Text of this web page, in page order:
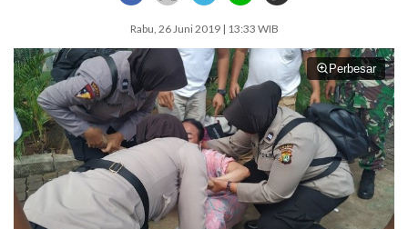
Rabu, 26 Juni 2019 | 13:33 WIB
Perbesar